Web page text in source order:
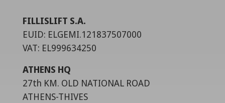
FILLISLIFT S.A.
EUID: ELGEMI.121837507000
VAT: EL999634250
ATHENS HQ
27th KM. OLD NATIONAL ROAD
ATHENS-THIVES